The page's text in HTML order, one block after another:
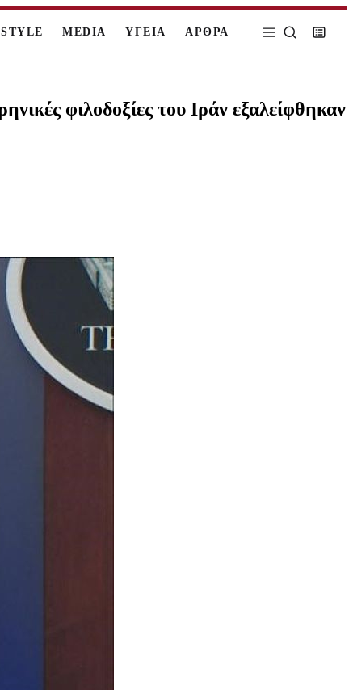
MEDIA ΥΓΕΙΑ ΑΡΘΡΑ
φιλοδοξίες του Ιράν εξαλείφθηκαν